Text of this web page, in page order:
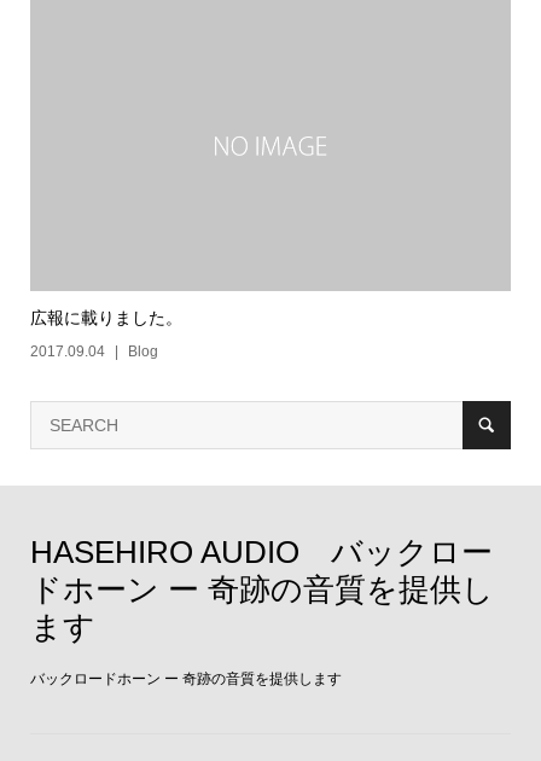
広報に載りました。
2017.09.04 Blog
HASEHIRO AUDIO バックロー
ドホーン ー 奇跡の音質を提供し
ます
バックロードホーン ー 奇跡の音質を提供します